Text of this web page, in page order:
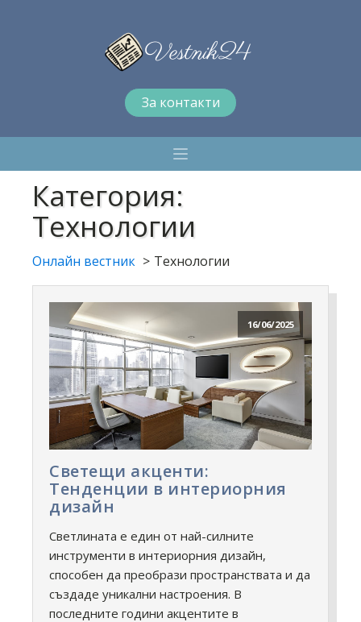
За контакти
Категория:
Технологии
Онлайн вестник Технологии
16/06/2025
Светещи акценти:
Тенденции в интериорния
дизайн
Светлината е един от най-силните
инструменти в интериорния дизайн,
способен да преобрази пространствата и да
създаде уникални настроения. В
последните години акцентите в